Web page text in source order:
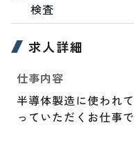
検査
求人詳細
仕事内容
半導体製造に使われ
っていただくお仕事